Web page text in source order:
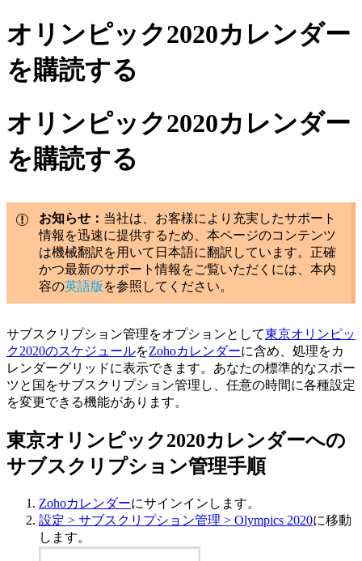
オリンピック2020カレンダー
を購読する
オリンピック2020カレンダー
を購読する
お知らせ： 当社は、お客様により充実したサポート
情報を迅速に提供するため、本ページのコンテンツ
は機械翻訳を用いて日本語に翻訳しています。正確
かつ最新のサポート情報をご覧いただくには、本内
容の英語版 を参照してください。
サブスクリプション管理をオプションとして東京オリンピッ
ク2020のスケジュールをZohoカレンダーに含め、処理をカ
レンダーグリッドに表示できます。あなたの標準的なスポー
ツと国をサブスクリプション管理し、任意の時間に各種設定
を変更できる機能があります。
東京オリンピック2020カレンダーへの
サブスクリプション管理手順
Zohoカレンダーにサインインします。
設定 > サブスクリプション管理 > Olympics 2020に移動
します。